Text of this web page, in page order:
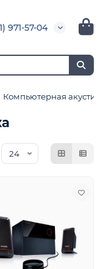
971-57-04
Компьютерная